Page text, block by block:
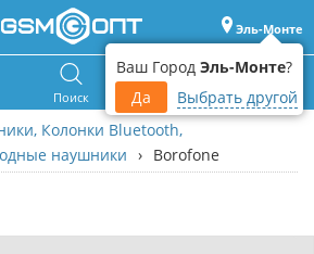
Ваш Город Эль-Монте?
Да
Выбрать другой
Эль-Монте
Поиск Корзина Войти
Колонки Bluetooth,
наушники › Borofone